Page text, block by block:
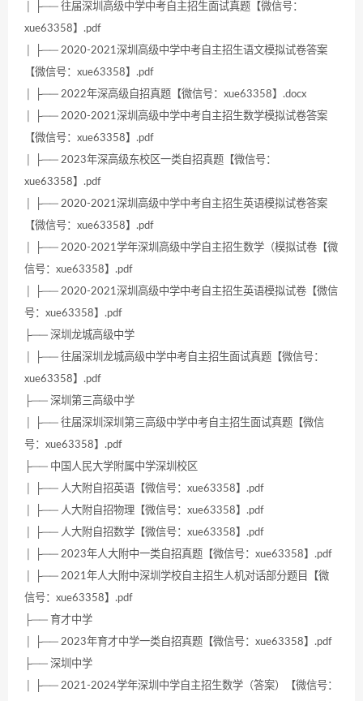
│ ├── 往届深圳高级中学中考自主招生面试真题【微信号：
xue63358】.pdf
│ ├── 2020-2021深圳高级中学中考自主招生语文模拟试卷答案
【微信号：xue63358】.pdf
│ ├── 2022年深高级自招真题【微信号：xue63358】.docx
│ ├── 2020-2021深圳高级中学中考自主招生数学模拟试卷答案
【微信号：xue63358】.pdf
│ ├── 2023年深高级东校区一类自招真题【微信号：
xue63358】.pdf
│ ├── 2020-2021深圳高级中学中考自主招生英语模拟试卷答案
【微信号：xue63358】.pdf
│ ├── 2020-2021学年深圳高级中学自主招生数学（模拟试卷【微
信号：xue63358】.pdf
│ ├── 2020-2021深圳高级中学中考自主招生英语模拟试卷【微信
号：xue63358】.pdf
├── 深圳龙城高级中学
│ ├── 往届深圳龙城高级中学中考自主招生面试真题【微信号：
xue63358】.pdf
├── 深圳第三高级中学
│ ├── 往届深圳深圳第三高级中学中考自主招生面试真题【微信
号：xue63358】.pdf
├── 中国人民大学附属中学深圳校区
│ ├── 人大附自招英语【微信号：xue63358】.pdf
│ ├── 人大附自招物理【微信号：xue63358】.pdf
│ ├── 人大附自招数学【微信号：xue63358】.pdf
│ ├── 2023年人大附中一类自招真题【微信号：xue63358】.pdf
│ ├── 2021年人大附中深圳学校自主招生人机对话部分题目【微
信号：xue63358】.pdf
├── 育才中学
│ ├── 2023年育才中学一类自招真题【微信号：xue63358】.pdf
├── 深圳中学
│ ├── 2021-2024学年深圳中学自主招生数学（答案）【微信号：